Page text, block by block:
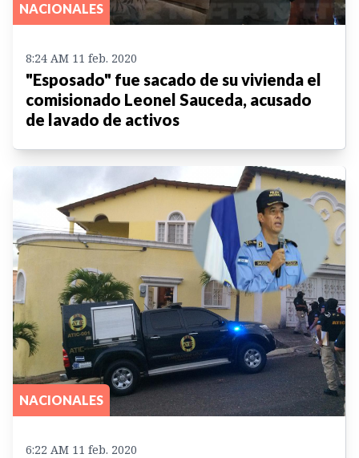
NACIONALES
8:24 AM 11 feb. 2020
"Esposado" fue sacado de su vivienda el
comisionado Leonel Sauceda, acusado
de lavado de activos
NACIONALES
6:22 AM 11 feb. 2020